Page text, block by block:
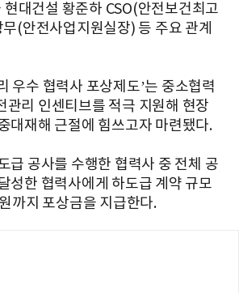
대건설 황준하 CSO(안전보건최고
(안전사업지원실장) 등 주요 관계
우수 협력사 포상제도’는 중소협력
관리 인센티브를 적극 지원해 현장
대재해 근절에 힘쓰고자 마련됐다.
급 공사를 수행한 협력사 중 전체 공
성한 협력사에게 하도급 계약 규모
까지 포상금을 지급한다.